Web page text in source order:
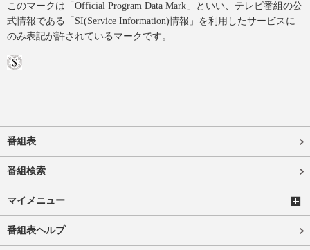
このマークは「Official Program Data Mark」といい、テレビ番組の公
式情報である「SI(Service Information)情報」を利用したサービスに
のみ表記が許されているマークです。
番組表
番組検索
マイメニュー
番組表ヘルプ